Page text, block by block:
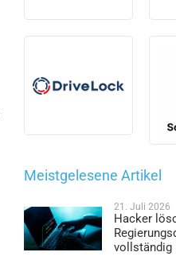
Meistgelesene Artikel
21. Juli 2026
Hacker
vollständig